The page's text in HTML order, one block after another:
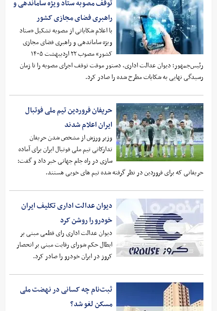
توقف مصوبه ستاد ویژه ساماندهی و
راهبری فضای مجازی کشور
با اعلام شکایاتی از مصوبه تشکیل «ستاد
ویژه ساماندهی و راهبری فضای مجازی
کشور» مصوب ۲۲ اردیبهشت ۱۴۰۵
رئیس‌جمهور؛ دیوان عدالت اداری، دستور موقت توقف اجرای مصوبه را تا زمان
رسیدگی نهایی به شکایات مطرح شده را صادر کرد.
حریفان فروردین تیم ملی فوتبال
ایران اعلام شدند
وزیر ورزش از مشخص شدن حریفان
تدارکاتی تیم ملی فوتبال ایران برای آماده
سازی در راه جام جهانی خبر داد و گفت:
حریفانی که برای فروردین در نظر گرفته شده تیم های خوبی هستند.
دیوان عدالت اداری تکلیف ایران
خودرو را روشن کرد
دیوان عدالت اداری رای قطعی مبنی بر
ابطال حکم شورای رقابت مبنی بر انحصار
کروز در ایران خودرو را صادر کرد.
ثبت‌نام چه کسانی در نهضت ملی
مسکن لغو شد؟